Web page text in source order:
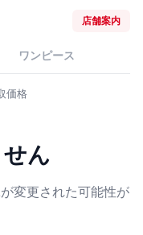
店舗案内
ワンピース
価格
ん
変更された可能性が